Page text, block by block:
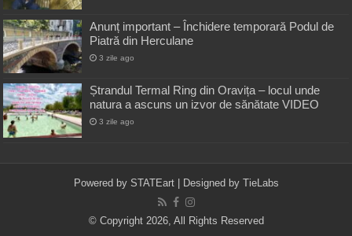
Anunț important – Închidere temporară Podul de
Piatră din Herculane
3 zile ago
Ștrandul Termal Ring din Oravița – locul unde
natura a ascuns un izvor de sănătate VIDEO
3 zile ago
Powered by STATEart| Designed by TieLabs
© Copyright 2026, All Rights Reserved